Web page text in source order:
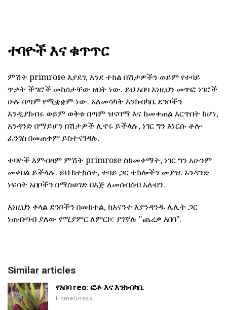
ተባዮች እና ቁጥጥር
ምሽት primrose እያደገ, እንደ ተክል በሽታዎችን ወይም የተባይ
ጥቃት ችግሮች መከሰታቸው ዘበት ነው. ይህ አበባ እነዚህን መጥፎ ነገሮች
ሁሉ በጣም የሚቋቋም ነው. አለመሳካት እንክብካቤ ደንቦችን
እንዲያከብሩ ወይም ወቅቱ በጣም ዝናባማ እና ከመቀጠል እርጥበት ከሆነ,
አንዳንድ በማይሆን በሽታዎች ሊኖሩ ይችላሉ, ነገር ግን እነርሱ ቶሎ
ፈንገስ በመጠቀም ይስተናገዳሉ.
ተባዮች እምብዛም ምሽት primrose ስከመቀማት, ነገር ግን አሁንም
መቀበል ይችላሉ. ይህ ከተከሰተ, ተባይ ጋር ተክሎችን መያዝ. አንዳንድ
ነፍሳት አበቦችን በማስወገድ በእጅ ለመሰብሰብ አለብን.
እነዚህን ቀላል ደንቦችን በመከተል, ከእናንተ እያንዳንዱ ሌሊት ጋር
ነጠብጣብ ያለው የሚያምር ለምርኮ: ያገኛሉ "ጨረቃ አበባ".
Similar articles
የአበባ reo: ፎቶ እና እንክብካቤ
Homeliness